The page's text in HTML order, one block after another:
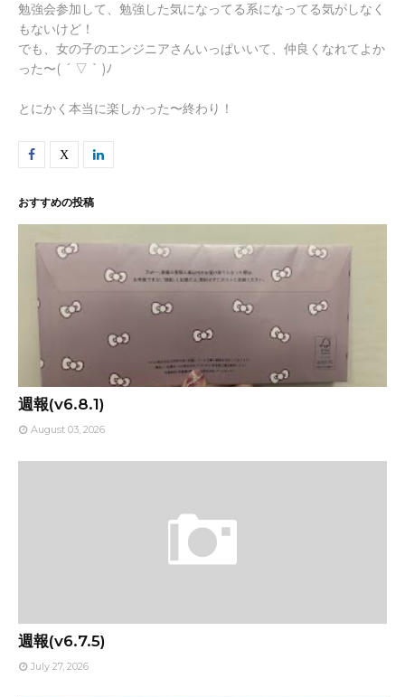
勉強会参加して、勉強した気になってる系になってる気がしなく
もないけど！
でも、女の子のエンジニアさんいっぱいいて、仲良くなれてよか
った〜( ´ ▽ ` )ﾉ
とにかく本当に楽しかった〜終わり！
おすすめの投稿
週報(v6.8.1)
August 03, 2026
週報(v6.7.5)
July 27, 2026